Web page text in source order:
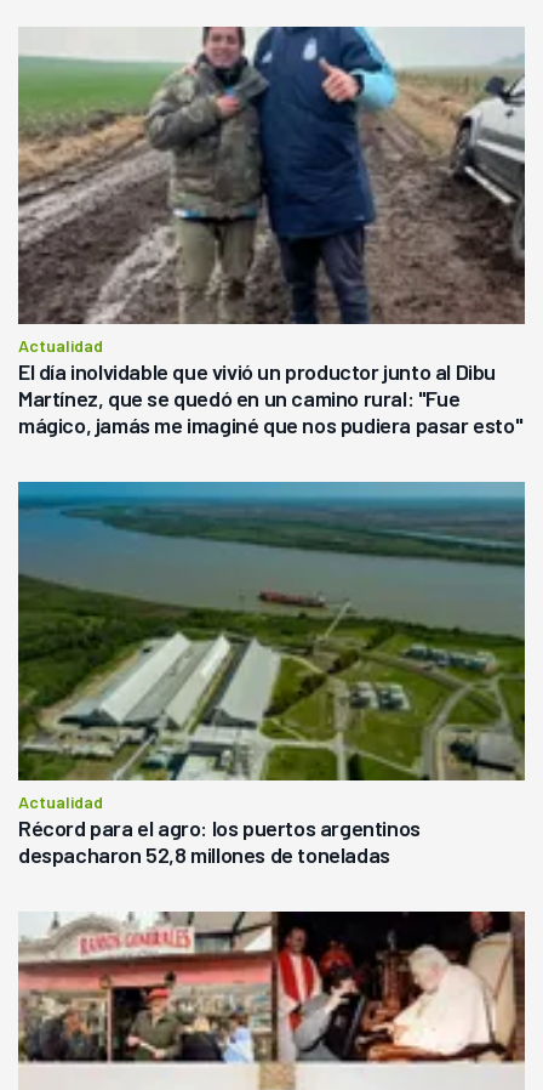
Actualidad
El día inolvidable que vivió un productor junto al Dibu
Martínez, que se quedó en un camino rural: "Fue
mágico, jamás me imaginé que nos pudiera pasar esto"
Actualidad
Récord para el agro: los puertos argentinos
despacharon 52,8 millones de toneladas